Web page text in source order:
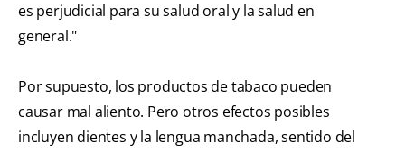
es perjudicial para su salud oral y la salud en
general."
Por supuesto, los productos de tabaco pueden
causar mal aliento. Pero otros efectos posibles
incluyen dientes y la lengua manchada, sentido del